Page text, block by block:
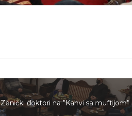
Zenički doktori na ”Kahvi sa muftijom”